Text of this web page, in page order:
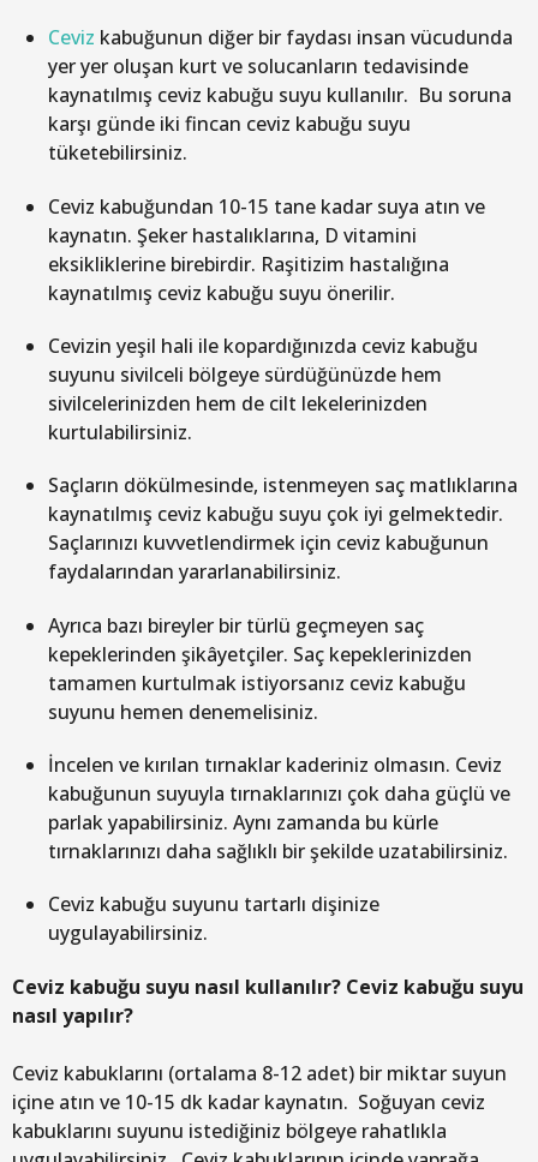
Ceviz kabuğunun diğer bir faydası insan vücudunda
yer yer oluşan kurt ve solucanların tedavisinde
kaynatılmış ceviz kabuğu suyu kullanılır. Bu soruna
karşı günde iki fincan ceviz kabuğu suyu
tüketebilirsiniz.
Ceviz kabuğundan 10-15 tane kadar suya atın ve
kaynatın. Şeker hastalıklarına, D vitamini
eksikliklerine birebirdir. Raşitizim hastalığına
kaynatılmış ceviz kabuğu suyu önerilir.
Cevizin yeşil hali ile kopardığınızda ceviz kabuğu
suyunu sivilceli bölgeye sürdüğünüzde hem
sivilcelerinizden hem de cilt lekelerinizden
kurtulabilirsiniz.
Saçların dökülmesinde, istenmeyen saç matlıklarına
kaynatılmış ceviz kabuğu suyu çok iyi gelmektedir.
Saçlarınızı kuvvetlendirmek için ceviz kabuğunun
faydalarından yararlanabilirsiniz.
Ayrıca bazı bireyler bir türlü geçmeyen saç
kepeklerinden şikâyetçiler. Saç kepeklerinizden
tamamen kurtulmak istiyorsanız ceviz kabuğu
suyunu hemen denemelisiniz.
İncelen ve kırılan tırnaklar kaderiniz olmasın. Ceviz
kabuğunun suyuyla tırnaklarınızı çok daha güçlü ve
parlak yapabilirsiniz. Aynı zamanda bu kürle
tırnaklarınızı daha sağlıklı bir şekilde uzatabilirsiniz.
Ceviz kabuğu suyunu tartarlı dişinize
uygulayabilirsiniz.
Ceviz kabuğu suyu nasıl kullanılır? Ceviz kabuğu suyu
nasıl yapılır?
Ceviz kabuklarını (ortalama 8-12 adet) bir miktar suyun
içine atın ve 10-15 dk kadar kaynatın. Soğuyan ceviz
kabuklarını suyunu istediğiniz bölgeye rahatlıkla